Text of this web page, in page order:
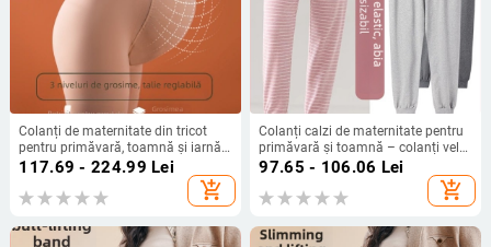
Colanți de maternitate din tricot
pentru primăvară, toamnă și iarnă,
căptușiți cu fleece și talpă din velur
117.69 - 224.99 Lei
add_shopping_cart
Colanți calzi de maternitate pentru
primăvară și toamnă – colanți velur
pentru casă, croială lejeră
97.65 - 106.06 Lei
add_shopping_cart